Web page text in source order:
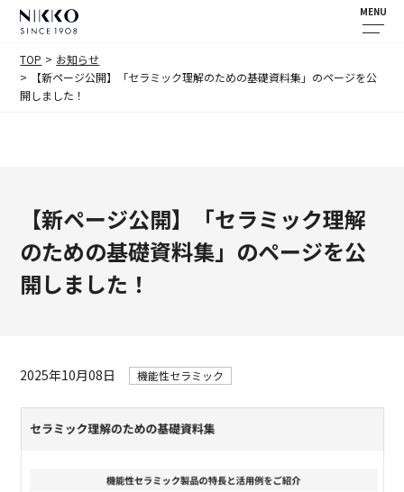
MENU
TOP
お知らせ
【新ページ公開】「セラミック理解のための基礎資料集」のページを公
開しました！
【新ページ公開】「セラミック理解
のための基礎資料集」のページを公
開しました！
2025年10月08日 機能性セラミック